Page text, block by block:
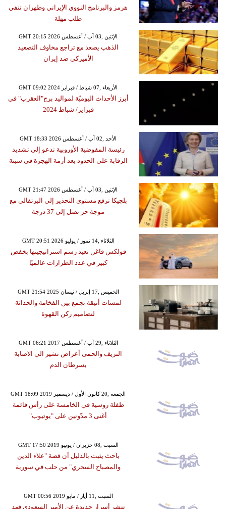
هرمز والبرنامج النووي الإيراني وطهران تنفي
طلب مهلة
GMT 20:15 2026 الإثنين ,03 آب / أغسطس
الذهب يصعد مع تراجع مخاوف التصعيد
الأميركي ضد إيران
GMT 09:02 2024 الأربعاء ,07 شباط / فبراير
أبرز الأحداث اليوميّة لمواليد برج"العقرب" في
فبراير/ شباط 2024
GMT 18:33 2026 الأحد ,02 آب / أغسطس
رئيسة المفوضية الأوروبية تدعو إلى تشديد
الرقابة على الحدود بعد أزمة الهجرة في سبتة
GMT 21:47 2026 الإثنين ,03 آب / أغسطس
بلجيكا ترفع مستوى التحذير إلى البرتقالي مع
موجة حر تصل إلى 37 درجة
GMT 20:51 2026 الثلاثاء ,14 تموز / يوليو
فولكس فاغن تعيد رسم استراتيجيتها بخفض
كبير في عدد الطرازات عالميًا
GMT 21:54 2025 الخميس ,17 إبريل / نيسان
لمسات أنيقة تجمع بين الفخامة والحداثة
لتصاميم ركن القهوة
GMT 06:21 2017 الثلاثاء ,29 آب / أغسطس
النزيف والحمى أعراض تشير الي الاصابة
بسرطان الدم
GMT 18:09 2019 الجمعة ,20 كانون الأول / ديسمبر
طفلة روسية في الخامسة على رأس قائمة
أغنى 3 مدّونين على "يوتيوب"
GMT 17:50 2019 السبت ,08 حزيران / يونيو
باحث يثبت بالدليل أن قصة "علاء الدين
والمصباح السحري" من حلب في سورية
GMT 00:56 2019 السبت ,11 أيار / مايو
ننشر أسرار جديدة عن الأمير السعودي فهد